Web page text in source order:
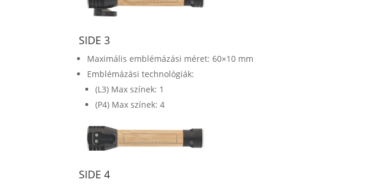
SIDE 3
Maximális emblémázási méret: 60×10 mm
Emblémázási technológiák:
(L3) Max színek: 1
(P4) Max színek: 4
SIDE 4